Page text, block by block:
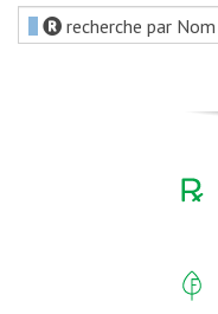
recherche par